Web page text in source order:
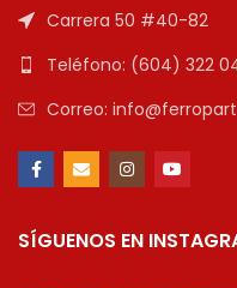
Carrera 50 #40-82
Teléfono: (604) 322
Correo:
SÍGUENOS EN